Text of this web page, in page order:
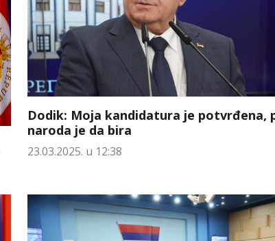
Dodik: Moja kandidatura je potvrđena,
naroda je da bira
23.03.2025. u 12:38